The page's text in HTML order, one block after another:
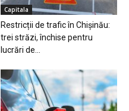
Capitala
Restricții de trafic în Chișinău:
trei străzi, închise pentru
lucrări de...